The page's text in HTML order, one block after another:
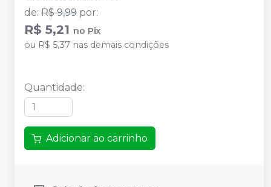
de: R$ 9,99 por:
R$ 5,21 no Pix
ou R$ 5,37 nas demais condições
Quantidade:
Adicionar ao carrinho